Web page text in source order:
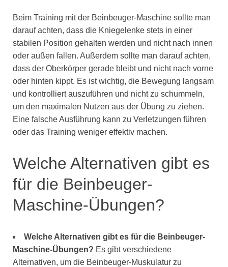
Beim Training mit der Beinbeuger-Maschine sollte man
darauf achten, dass die Kniegelenke stets in einer
stabilen Position gehalten werden und nicht nach innen
oder außen fallen. Außerdem sollte man darauf achten,
dass der Oberkörper gerade bleibt und nicht nach vorne
oder hinten kippt. Es ist wichtig, die Bewegung langsam
und kontrolliert auszuführen und nicht zu schummeln,
um den maximalen Nutzen aus der Übung zu ziehen.
Eine falsche Ausführung kann zu Verletzungen führen
oder das Training weniger effektiv machen.
Welche Alternativen gibt es
für die Beinbeuger-
Maschine-Übungen?
Welche Alternativen gibt es für die Beinbeuger-
Maschine-Übungen? Es gibt verschiedene
Alternativen, um die Beinbeuger-Muskulatur zu